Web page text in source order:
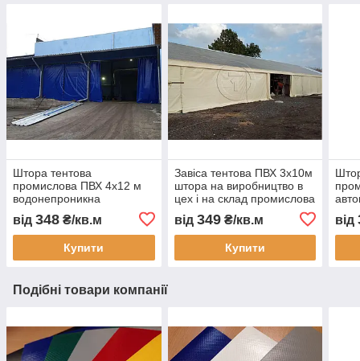
Штора тентова
промислова ПВХ 4х12 м
водонепроникна
перегородка для складу
цеху автомийки та СТО
від 348 ₴/кв.м
Купити
Завіса тентова ПВХ 3х10м
штора на виробництво в
цех і на склад промислова
водонепроникна завіса
ПВХ для СТО
від 349₴/кв.м
Купити
від
Подібні товари компанії